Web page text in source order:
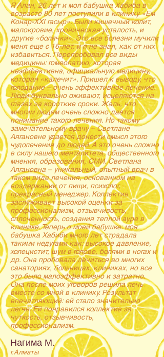
Я Алан, 26 лет и моя бабушка Хабиба в
возрасте 80 лет поступили в клинику «Ем
Конар-ХХI гасыр». Были кишечный колит,
малокровие, хроническая усталость, и
другие «болячки». Это все болезни мучили
меня еще с 16-лет, и я не знал, как от них
избавиться. Перепробовал все виды
медицины: гомеопатию, которая
неэффективна, официальную медицину,
которая «калечит». Пришел к выводу, что
голодание – очень эффективное лечение.
Люди буквально оживают, исцеляются на
глазах за короткие сроки. Жаль, что
многим людям очень сложно дается
понимание такого лечения. Но такому
замечательному врачу – Светлане
Аягановне удается донести смысл этого
чудолечения до людей. А это очень сложно
в силу нашего менталитета, общественного
мнения, образования, СМИ. Светлана
Аягановна – уникальный, опытный врач в
таком виде лечения, основанном на
воздержании от пищи, психолог,
прекрасный менеджер. Коллектив
заслуживает высокой оценки за
профессионализм, отзывчивость,
сплоченность, создания теплой ауре в
клинике. Теперь о моей бабушке: моя
бабушка Хабиби много лет страдала
такими недугами как: высокое давление,
холецистит, шум в голове, болями в ногах и
др. Она пробовала лечиться во многих
санаториях, больницах, клиниках, но все
это было малоэффективно и затратно.
Она после моих уговоров решила лечь
вместе со мной в клинику. Результат
впечатляющий: ей стало значительно
легче. Ей понравился коллектив за
чуткость, отзывчивость,
профессионализм.
Нагима М.
г.Алматы